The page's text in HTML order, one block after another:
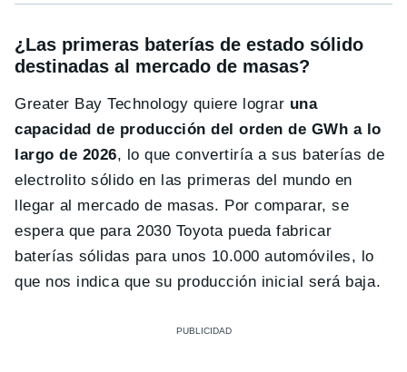
¿Las primeras baterías de estado sólido
destinadas al mercado de masas?
Greater Bay Technology quiere lograr una
capacidad de producción del orden de GWh a lo
largo de 2026, lo que convertiría a sus baterías de
electrolito sólido en las primeras del mundo en
llegar al mercado de masas. Por comparar, se
espera que para 2030 Toyota pueda fabricar
baterías sólidas para unos 10.000 automóviles, lo
que nos indica que su producción inicial será baja.